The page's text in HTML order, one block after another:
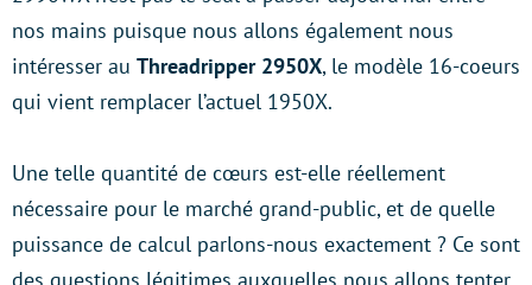
nos mains puisque nous allons également nous
intéresser au Threadripper 2950X, le modèle 16-coeurs
qui vient remplacer l’actuel 1950X.
Une telle quantité de cœurs est-elle réellement
nécessaire pour le marché grand-public, et de quelle
puissance de calcul parlons-nous exactement ? Ce sont
des questions légitimes auxquelles nous allons tenter